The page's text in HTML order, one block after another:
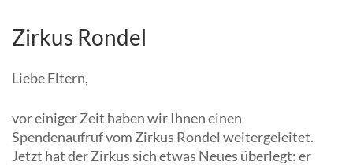
Zirkus Rondel
Liebe Eltern,
vor einiger Zeit haben wir Ihnen einen
Spendenaufruf vom Zirkus Rondel weitergeleitet.
Jetzt hat der Zirkus sich etwas Neues überlegt: er